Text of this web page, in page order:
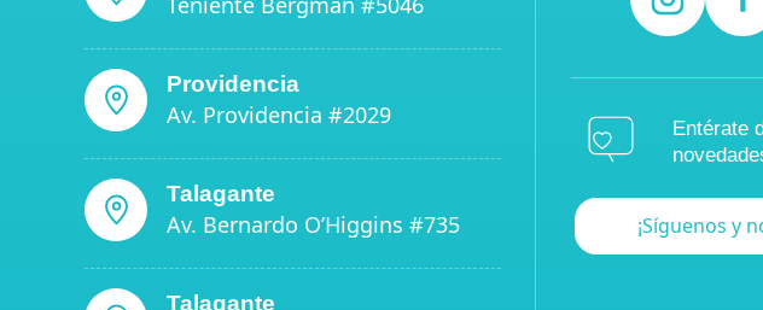
Providencia
Av. Providencia #2029
Talagante
Av. Bernardo O’Higgins #735
Talagante
Entérate
¡Síguenos y